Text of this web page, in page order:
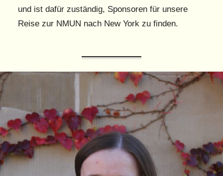
und ist dafür zuständig, Sponsoren für unsere
Reise zur NMUN nach New York zu finden.